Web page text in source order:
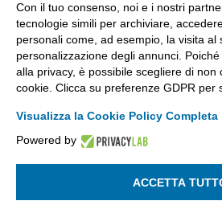
CONFINDUSTRIA BERGAMO
ASSISTENZA & PRIVACY
La riproduzione, anche parziale, di
Con il tuo consenso, noi e i nostri
tecnologie simili per archiviare,
personali come, ad esempio, la visita al
personalizzazione degli annunci.
alla privacy, è possibile scegliere di non
cookie. Clicca su preferenze GDPR per
Visualizza la Cookie Policy Completa
Powered by
ACCETTA